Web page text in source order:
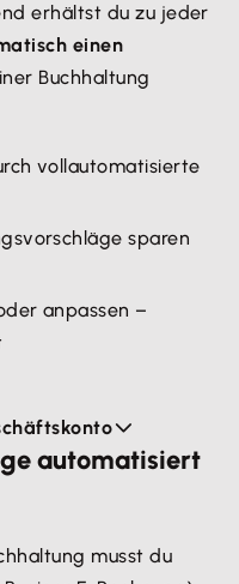
erhältst du zu jeder
einen
Buchhaltung
vollautomatisierte
sparen
anpassen –
werdenalle
automatisiert
musst du